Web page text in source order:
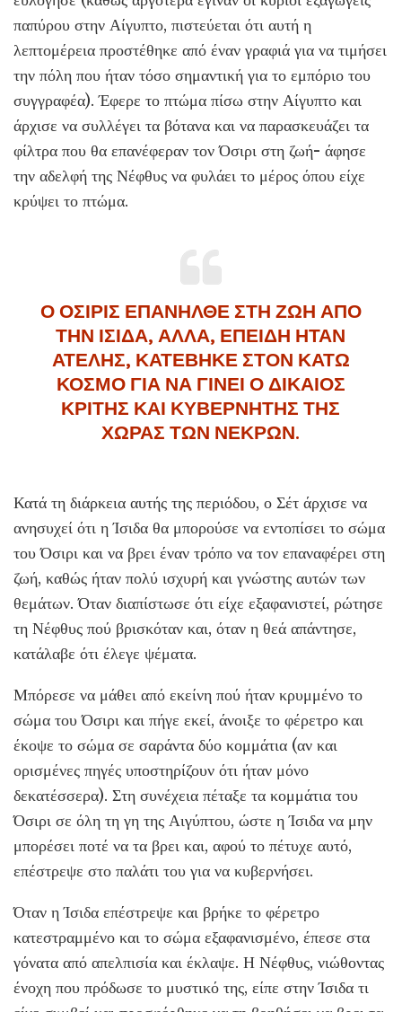
παπύρου στην Αίγυπτο, πιστεύεται ότι αυτή η
λεπτομέρεια προστέθηκε από έναν γραφιά για να τιμήσει
την πόλη που ήταν τόσο σημαντική για το εμπόριο του
συγγραφέα). Έφερε το πτώμα πίσω στην Αίγυπτο και
άρχισε να συλλέγει τα βότανα και να παρασκευάζει τα
φίλτρα που θα επανέφεραν τον Όσιρι στη ζωή- άφησε
την αδελφή της Νέφθυς να φυλάει το μέρος όπου είχε
κρύψει το πτώμα.
Ο ΟΣΙΡΙΣ ΕΠΑΝΗΛΘΕ ΣΤΗ ΖΩΗ ΑΠΟ
ΤΗΝ ΙΣΙΔΑ, ΑΛΛΑ, ΕΠΕΙΔΗ ΗΤΑΝ
ΑΤΕΛΗΣ, ΚΑΤΕΒΗΚΕ ΣΤΟΝ ΚΑΤΩ
ΚΟΣΜΟ ΓΙΑ ΝΑ ΓΙΝΕΙ Ο ΔΙΚΑΙΟΣ
ΚΡΙΤΗΣ ΚΑΙ ΚΥΒΕΡΝΗΤΗΣ ΤΗΣ
ΧΩΡΑΣ ΤΩΝ ΝΕΚΡΩΝ.
Κατά τη διάρκεια αυτής της περιόδου, ο Σέτ άρχισε να
ανησυχεί ότι η Ίσιδα θα μπορούσε να εντοπίσει το σώμα
του Όσιρι και να βρει έναν τρόπο να τον επαναφέρει στη
ζωή, καθώς ήταν πολύ ισχυρή και γνώστης αυτών των
θεμάτων. Όταν διαπίστωσε ότι είχε εξαφανιστεί, ρώτησε
τη Νέφθυς πού βρισκόταν και, όταν η θεά απάντησε,
κατάλαβε ότι έλεγε ψέματα.
Μπόρεσε να μάθει από εκείνη πού ήταν κρυμμένο το
σώμα του Όσιρι και πήγε εκεί, άνοιξε το φέρετρο και
έκοψε το σώμα σε σαράντα δύο κομμάτια (αν και
ορισμένες πηγές υποστηρίζουν ότι ήταν μόνο
δεκατέσσερα). Στη συνέχεια πέταξε τα κομμάτια του
Όσιρι σε όλη τη γη της Αιγύπτου, ώστε η Ίσιδα να μην
μπορέσει ποτέ να τα βρει και, αφού το πέτυχε αυτό,
επέστρεψε στο παλάτι του για να κυβερνήσει.
Όταν η Ίσιδα επέστρεψε και βρήκε το φέρετρο
κατεστραμμένο και το σώμα εξαφανισμένο, έπεσε στα
γόνατα από απελπισία και έκλαψε. Η Νέφθυς, νιώθοντας
ένοχη που πρόδωσε το μυστικό της, είπε στην Ίσιδα τι